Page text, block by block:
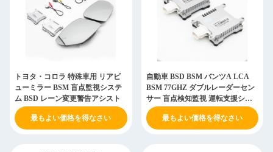
トヨタ・コロラ 特殊車用 リアビ
ューミラー BSM 盲点監視システ
ム BSD レーン変更警告アシスト
最もよい価格を得なさい
自動車 BSD BSM バンツA LCA
BSM 77GHZ ダブルレーダーセン
サー 盲点検知監視 運転支援シス
テム
最もよい価格を得なさい